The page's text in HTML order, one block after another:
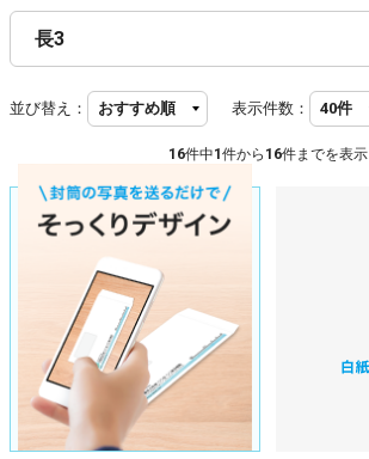
並び替え： 表示件数：
16件中1 件から 16件までを表示